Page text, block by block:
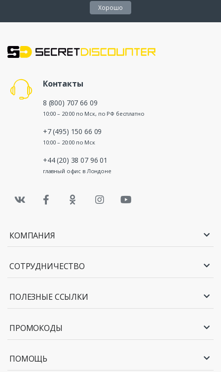
Хорошо
Контакты
8 (800) 707 66 09
10:00 – 20:00 по Мск, по РФ бесплатно
+7 (495) 150 66 09
10:00 – 20:00 по Мск
+44 (20) 38 07 96 01
главный офис в Лондоне
КОМПАНИЯ
СОТРУДНИЧЕСТВО
ПОЛЕЗНЫЕ ССЫЛКИ
ПРОМОКОДЫ
ПОМОЩЬ